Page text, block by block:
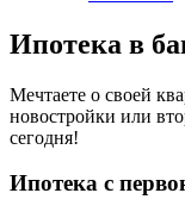
Ипотека в
Мечтаете о своей
новостройки или
сегодня!
Ипотека с